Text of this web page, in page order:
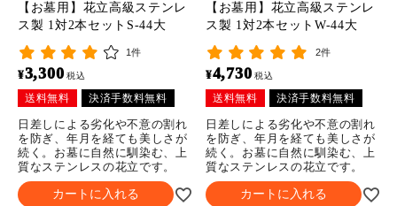
【お墓用】花立高級ステンレ
ス製 1対2本セットS-44大
1件
¥3,300 税込
送料無料 決済手数料無料
日差しによる劣化や不意の割れ
を防ぎ、年月を経ても美しさが
続く。お墓に自然に馴染む、上
質なステンレスの花立です。
カートに入れる
【お墓用】花立高級ステンレ
ス製 1対2本セットW-44大
2件
¥4,730 税込
送料無料 決済手数料無料
日差しによる劣化や不意の割れ
を防ぎ、年月を経ても美しさが
続く。お墓に自然に馴染む、上
質なステンレスの花立です。
カートに入れる